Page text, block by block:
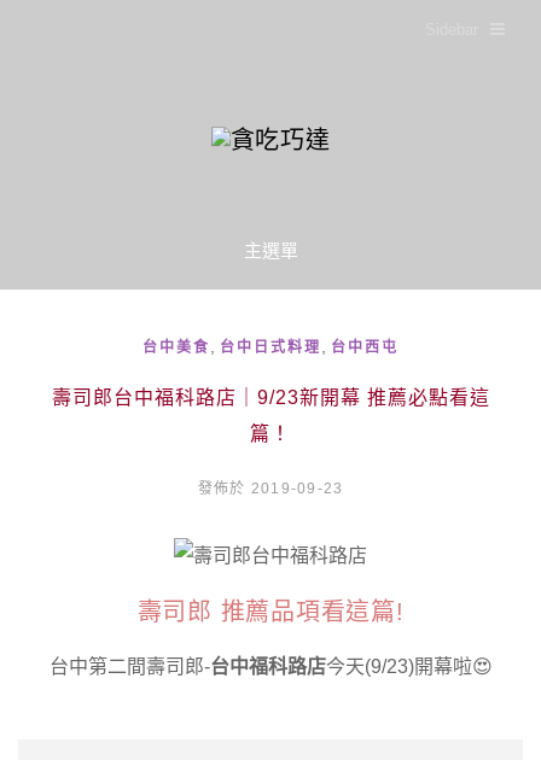
主選單
台中美食 台中日式料理 台中西屯
壽司郎台中福科路店｜9/23新開幕 推薦必點看這
篇！
發佈於 2019-09-23
壽司郎 推薦品項看這篇!
台中第二間壽司郎-台中福科路店今天(9/23)開幕啦😍